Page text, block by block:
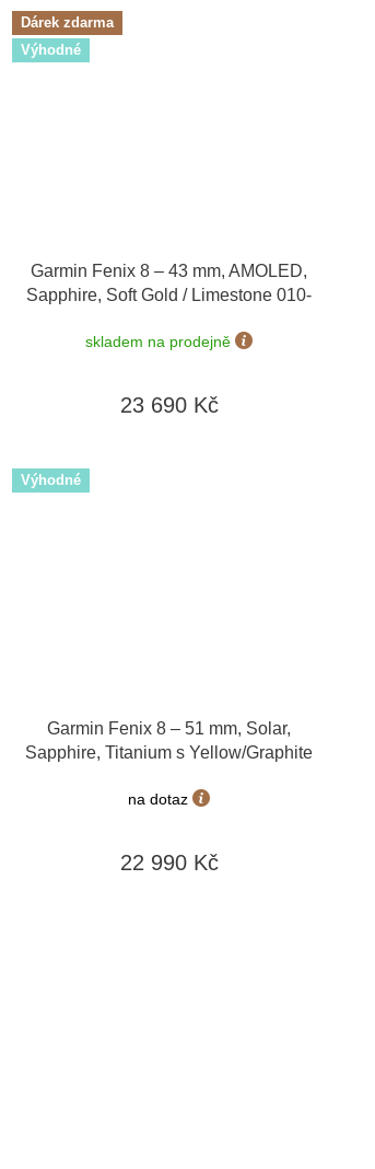
Dárek zdarma
Výhodné
Garmin Fenix 8 – 43 mm, AMOLED,
Sapphire, Soft Gold / Limestone 010-
Czech PRO Voucher + náušnice Guess
skladem na prodejně
23 690 Kč
Výhodné
Garmin Fenix 8 – 51 mm, Solar,
Sapphire, Titanium s Yellow/Graphite
na dotaz
22 990 Kč